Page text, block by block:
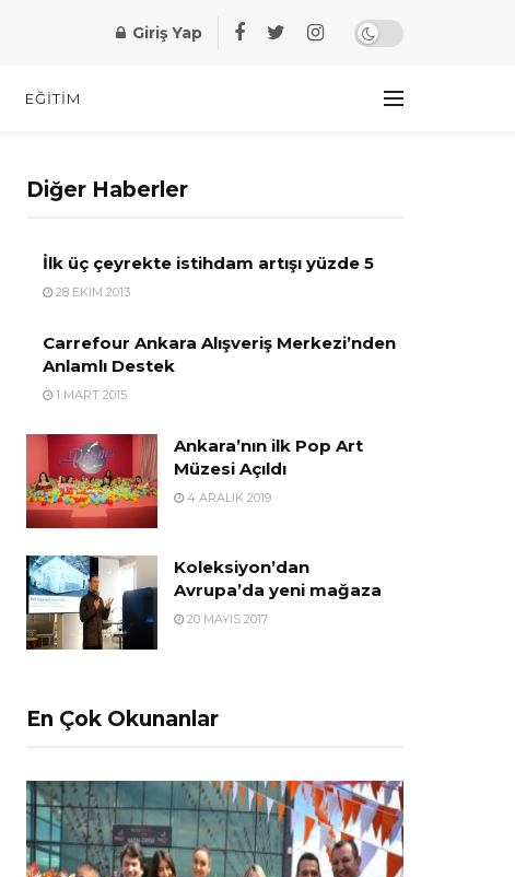
Giriş Yap
EĞITIM
Diğer Haberler
İlk üç çeyrekte istihdam artışı yüzde 5
28 EKIM 2013
Carrefour Ankara Alışveriş Merkezi’nden
Anlamlı Destek
1 MART 2015
Ankara’nın ilk Pop Art
Müzesi Açıldı
4 ARALIK 2019
Koleksiyon’dan
Avrupa’da yeni mağaza
20 MAYIS 2017
En Çok Okunanlar